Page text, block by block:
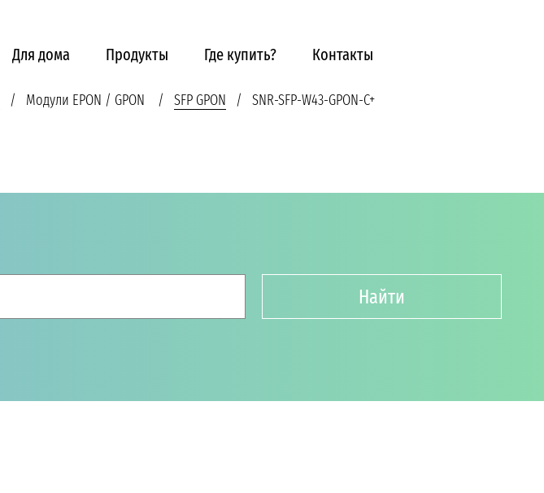
Для дома Продукты Где купить? Контакты
Модули EPON / GPON SFP GPON SNR-SFP-W43-GPON-C+
Найти